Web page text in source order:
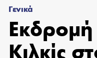
Γενικά
Κιλκίς